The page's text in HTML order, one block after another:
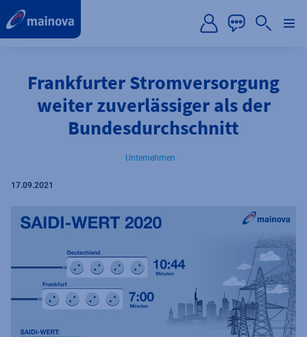
Frankfurter Stromversorgung
weiter zuverlässiger als der
Bundesdurchschnitt
Unternehmen
17.09.2021